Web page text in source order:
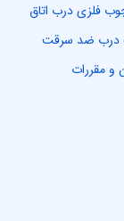
فلزی درب اتاق
ضد سرقت
و مقررات